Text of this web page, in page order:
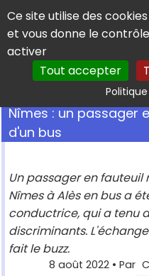
Panneau de gestion des
Ce site utilise des cookies
et vous donne le
activer
Tout accepter
Nîmes : un passager
d'un bus
Un passager en
Nîmes à Alès en bus a
conductrice, qui a tenu
discriminants.
fait le buzz.
8 août 2022 • Par